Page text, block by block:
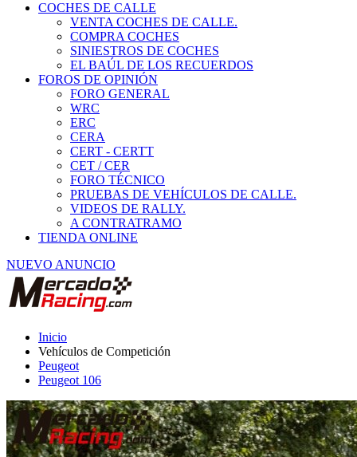
COCHES DE CALLE
VENTA COCHES DE CALLE.
COMPRA COCHES
SINIESTROS DE COCHES
EL BAÚL DE LOS RECUERDOS
FOROS DE OPINIÓN
FORO GENERAL
WRC
ERC
CERA
CERT - CERTT
CET / CER
FORO TÉCNICO
PRUEBAS DE VEHÍCULOS DE CALLE.
VIDEOS DE RALLY.
A CONTRATRAMO
TIENDA ONLINE
NUEVO ANUNCIO
Inicio
Vehículos de Competición
Peugeot
Peugeot 106